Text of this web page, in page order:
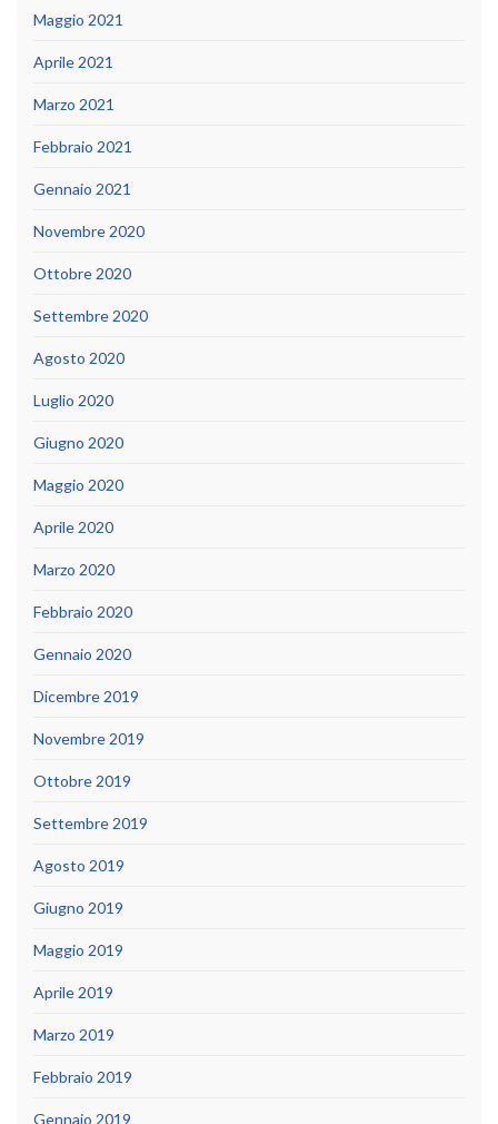
Maggio 2021
Aprile 2021
Marzo 2021
Febbraio 2021
Gennaio 2021
Novembre 2020
Ottobre 2020
Settembre 2020
Agosto 2020
Luglio 2020
Giugno 2020
Maggio 2020
Aprile 2020
Marzo 2020
Febbraio 2020
Gennaio 2020
Dicembre 2019
Novembre 2019
Ottobre 2019
Settembre 2019
Agosto 2019
Giugno 2019
Maggio 2019
Aprile 2019
Marzo 2019
Febbraio 2019
Gennaio 2019